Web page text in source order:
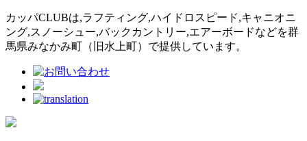
カッパCLUBは,ラフティング,ハイドロスピード,キャニオニ
ング,スノーシュー,バックカントリー,エアーボードなどを群
馬県みなかみ町（旧水上町）で提供しています。